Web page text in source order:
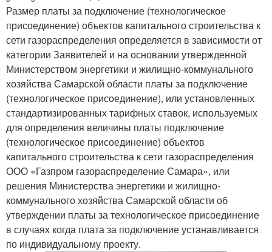
Размер платы за подключение (технологическое
присоединение) объектов капитального строительства к
сети газораспределения определяется в зависимости от
категории Заявителей и на основании утвержденной
Министерством энергетики и жилищно-коммунального
хозяйства Самарской области платы за подключение
(технологическое присоединение), или установленных
стандартизированных тарифных ставок, используемых
для определения величины платы подключение
(технологическое присоединение) объектов
капитального строительства к сети газораспределения
ООО «Газпром газораспределение Самара», или
решения Министерства энергетики и жилищно-
коммунального хозяйства Самарской области об
утверждении платы за технологическое присоединение
в случаях когда плата за подключение устанавливается
по индивидуальному проекту.